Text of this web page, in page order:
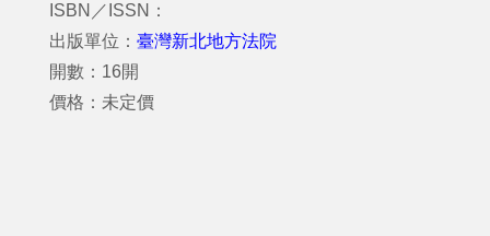
ISBN／ISSN：
出版單位： 臺灣新北地方法院
開數：16開
價格：未定價